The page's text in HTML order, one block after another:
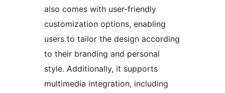
also comes with user-friendly
customization options, enabling
users to tailor the design according
to their branding and personal
style. Additionally, it supports
multimedia integration, including